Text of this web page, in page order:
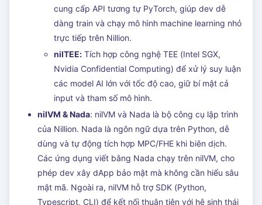
cung cấp API tương tự PyTorch, giúp dev dễ
dàng train và chạy mô hình machine learning nhỏ
trực tiếp trên Nillion.
nilTEE: Tích hợp công nghệ TEE (Intel SGX,
Nvidia Confidential Computing) để xử lý suy luận
các model AI lớn với tốc độ cao, giữ bí mật cả
input và tham số mô hình.
nilVM & Nada: nilVM và Nada là bộ công cụ lập trình
của Nillion. Nada là ngôn ngữ dựa trên Python, dễ
dùng và tự động tích hợp MPC/FHE khi biên dịch.
Các ứng dụng viết bằng Nada chạy trên nilVM, cho
phép dev xây dApp bảo mật mà không cần hiểu sâu
mật mã. Ngoài ra, nilVM hỗ trợ SDK (Python,
Typescript, CLI) để kết nối thuận tiện với hệ sinh thái